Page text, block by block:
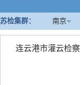
苏检集群： 南京
连云港市灌云检